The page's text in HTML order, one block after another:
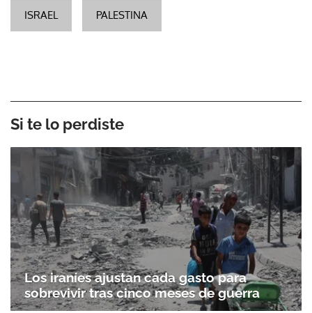
ISRAEL PALESTINA
Si te lo perdiste
Los iraníes ajustan cada gasto para
sobrevivir tras cinco meses de guerra